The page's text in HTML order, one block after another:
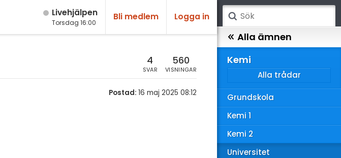
Live­hjälpen
Torsdag 16:00
Bli medlem Logga in
4
SVAR
560
VISNINGAR
Postad: 16 maj 2025 08:12
Matematik
Kemi
Alla ämnen
Kemi
Alla trådar
Grundskola
Kemi 1
Kemi 2
Universitet